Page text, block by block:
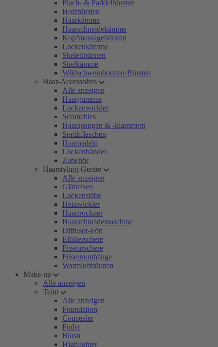
Flach- & Paddelbürsten
Holzbürsten
Haarkämme
Haarschneidekämme
Kopfmassagebürsten
Lockenkämme
Skelettbürsten
Stielkämme
Wildschweinborsten-Bürsten
Haar-Accessoires
Alle anzeigen
Haargummis
Lockenwickler
Scrunchies
Haarspangen & -klammern
Sprühflaschen
Haarnadeln
Lockenbänder
Zubehör
Haarstyling-Geräte
Alle anzeigen
Glätteisen
Lockenstäbe
Heizwickler
Haartrockner
Haarschneidemaschine
Diffusor-Fön
Effilierschere
Friseurschere
Friseurumhänge
Warmluftbürsten
Make-up
Alle anzeigen
Teint
Alle anzeigen
Foundation
Concealer
Puder
Blush
Highlighter